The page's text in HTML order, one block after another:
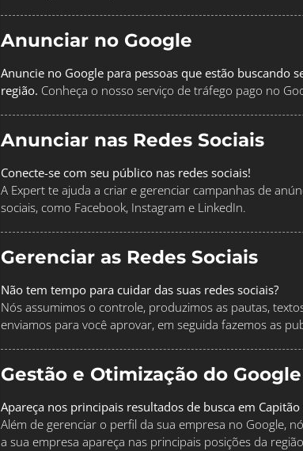
Anunciar no Google
Anuncie no Google para pessoas que estão buscando
região. Conheça o nosso serviço de tráfego pago no
Anunciar nas Redes Sociais
Conecte-se com seu público nas redes sociais!
A Expert te ajuda a criar e gerenciar campanhas de
sociais, como Facebook, Instagram e LinkedIn.
Gerenciar as Redes Sociais
Não tem tempo para cuidar das suas redes sociais?
Nós assumimos o controle, produzimos as pautas,
enviamos para você aprovar, em seguida fazemos as
Gestão e Otimização do
Apareça nos principais resultados de busca em
Além de gerenciar o perfil da sua empresa no Google,
a sua empresa apareça nas principais posições da